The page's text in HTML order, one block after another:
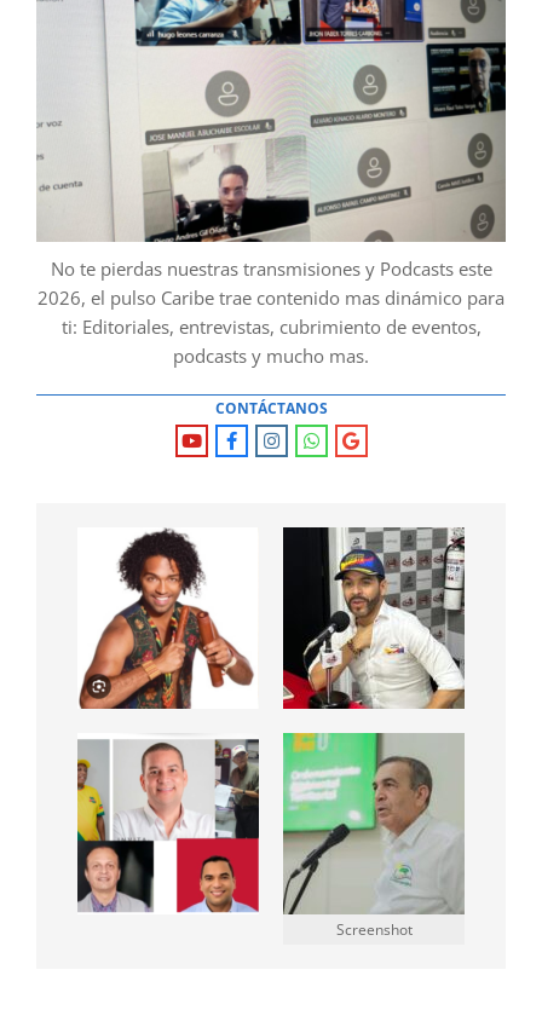
No te pierdas nuestras transmisiones y Podcasts este
2026, el pulso Caribe trae contenido mas dinámico para
ti: Editoriales, entrevistas, cubrimiento de eventos,
podcasts y mucho mas.
CONTÁCTANOS
Screenshot